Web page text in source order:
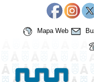
Mapa Web